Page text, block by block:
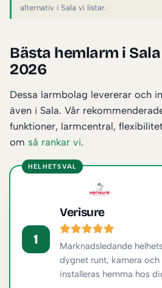
alternativ i Sala vi listar.
Bästa hemlarm i
2026
Dessa larmbolag levererar och
även i Sala. Vår
funktioner, larmcentral,
om så rankar vi.
HELHETSVAL
1
Verisure
Marknadsledande
dygnet runt, kamera
installeras hemma hos